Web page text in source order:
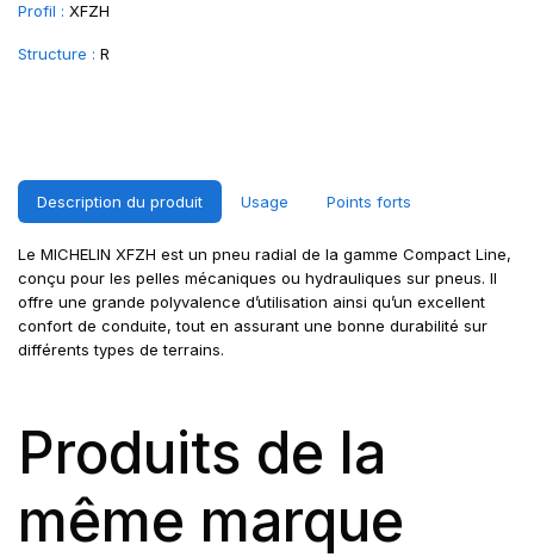
Profil : XFZH
Structure : R
Description du produit Usage Points forts
Le MICHELIN XFZH est un pneu radial de la gamme Compact Line,
conçu pour les pelles mécaniques ou hydrauliques sur pneus. Il
offre une grande polyvalence d’utilisation ainsi qu’un excellent
confort de conduite, tout en assurant une bonne durabilité sur
différents types de terrains.
Produits de la
même marque